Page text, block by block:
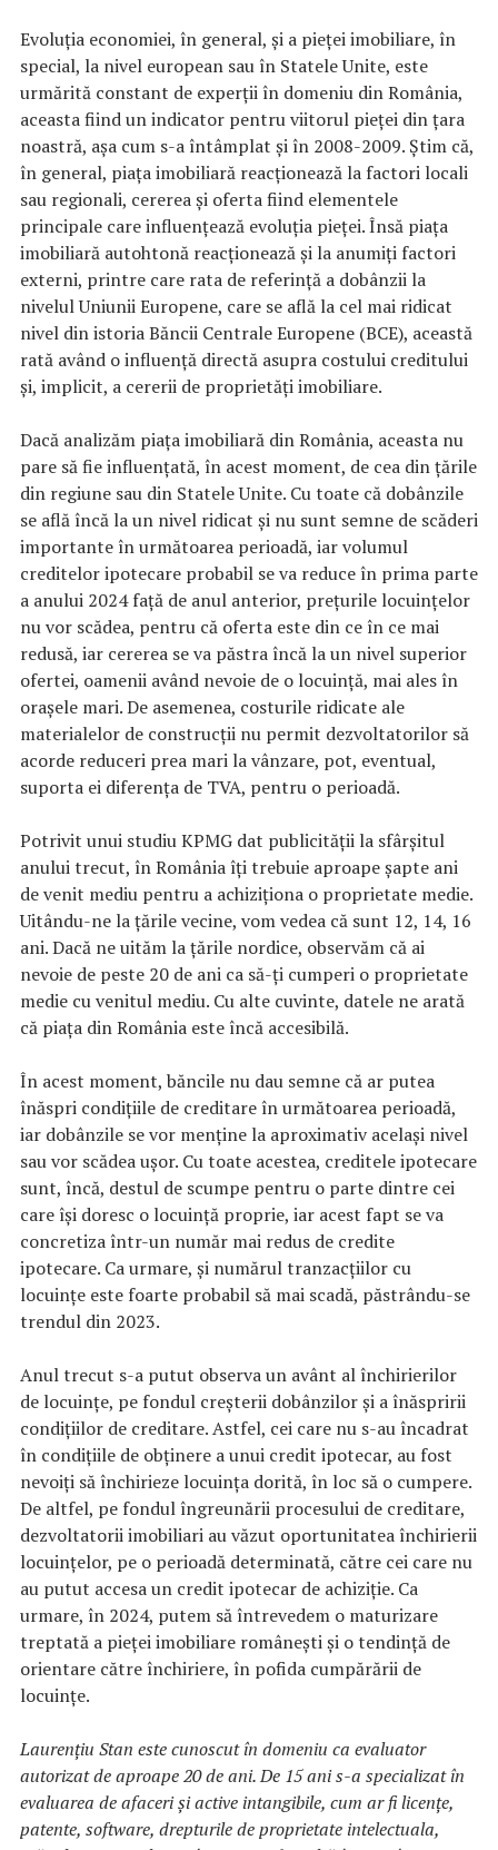
Evoluția economiei, în general, și a pieței imobiliare, în
special, la nivel european sau în Statele Unite, este
urmărită constant de experții în domeniu din România,
aceasta fiind un indicator pentru viitorul pieței din țara
noastră, așa cum s-a întâmplat și în 2008-2009. Știm că,
în general, piața imobiliară reacționează la factori locali
sau regionali, cererea și oferta fiind elementele
principale care influențează evoluția pieței. Însă piața
imobiliară autohtonă reacționează și la anumiți factori
externi, printre care rata de referință a dobânzii la
nivelul Uniunii Europene, care se află la cel mai ridicat
nivel din istoria Băncii Centrale Europene (BCE), această
rată având o influență directă asupra costului creditului
și, implicit, a cererii de proprietăți imobiliare.
Dacă analizăm piața imobiliară din România, aceasta nu
pare să fie influențată, în acest moment, de cea din țările
din regiune sau din Statele Unite. Cu toate că dobânzile
se află încă la un nivel ridicat și nu sunt semne de scăderi
importante în următoarea perioadă, iar volumul
creditelor ipotecare probabil se va reduce în prima parte
a anului 2024 față de anul anterior, prețurile locuințelor
nu vor scădea, pentru că oferta este din ce în ce mai
redusă, iar cererea se va păstra încă la un nivel superior
ofertei, oamenii având nevoie de o locuință, mai ales în
orașele mari. De asemenea, costurile ridicate ale
materialelor de construcții nu permit dezvoltatorilor să
acorde reduceri prea mari la vânzare, pot, eventual,
suporta ei diferența de TVA, pentru o perioadă.
Potrivit unui studiu KPMG dat publicității la sfârșitul
anului trecut, în România îți trebuie aproape șapte ani
de venit mediu pentru a achiziționa o proprietate medie.
Uitându-ne la țările vecine, vom vedea că sunt 12, 14, 16
ani. Dacă ne uităm la țările nordice, observăm că ai
nevoie de peste 20 de ani ca să-ți cumperi o proprietate
medie cu venitul mediu. Cu alte cuvinte, datele ne arată
că piața din România este încă accesibilă.
În acest moment, băncile nu dau semne că ar putea
înăspri condițiile de creditare în următoarea perioadă,
iar dobânzile se vor menține la aproximativ același nivel
sau vor scădea ușor. Cu toate acestea, creditele ipotecare
sunt, încă, destul de scumpe pentru o parte dintre cei
care își doresc o locuință proprie, iar acest fapt se va
concretiza într-un număr mai redus de credite
ipotecare. Ca urmare, și numărul tranzacțiilor cu
locuințe este foarte probabil să mai scadă, păstrându-se
trendul din 2023.
Anul trecut s-a putut observa un avânt al închirierilor
de locuințe, pe fondul creșterii dobânzilor și a înăspririi
condițiilor de creditare. Astfel, cei care nu s-au încadrat
în condițiile de obținere a unui credit ipotecar, au fost
nevoiți să închirieze locuința dorită, în loc să o cumpere.
De altfel, pe fondul îngreunării procesului de creditare,
dezvoltatorii imobiliari au văzut oportunitatea închirierii
locuințelor, pe o perioadă determinată, către cei care nu
au putut accesa un credit ipotecar de achiziție. Ca
urmare, în 2024, putem să întrevedem o maturizare
treptată a pieței imobiliare românești și o tendință de
orientare către închiriere, în pofida cumpărării de
locuințe.
Laurenţiu Stan este cunoscut în domeniu ca evaluator
autorizat de aproape 20 de ani. De 15 ani s-a specializat în
evaluarea de afaceri şi active intangibile, cum ar fi licenţe,
patente, software, drepturile de proprietate intelectuala,